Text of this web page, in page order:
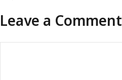
Leave a Comment